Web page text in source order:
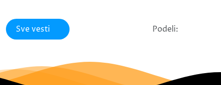
Sve vesti Podeli: